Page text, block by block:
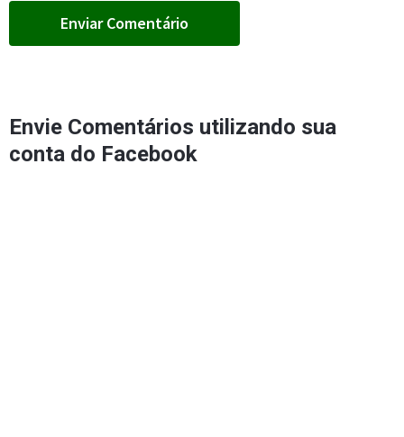
Envie Comentários utilizando sua
conta do Facebook